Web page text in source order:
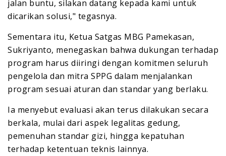
jalan buntu, silakan datang kepada kami untuk
dicarikan solusi," tegasnya.
Sementara itu, Ketua Satgas MBG Pamekasan,
Sukriyanto, menegaskan bahwa dukungan terhadap
program harus diiringi dengan komitmen seluruh
pengelola dan mitra SPPG dalam menjalankan
program sesuai aturan dan standar yang berlaku.
Ia menyebut evaluasi akan terus dilakukan secara
berkala, mulai dari aspek legalitas gedung,
pemenuhan standar gizi, hingga kepatuhan
terhadap ketentuan teknis lainnya.